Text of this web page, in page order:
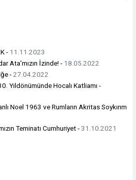
- 11.11.2023
Ata’mızın İzinde! - 18.05.2022
-27.04.2022
Yıldönümünde Hocalı Katliamı -
Noel 1963 ve Rumların Akritas Soykırım
Teminatı Cumhuriyet -31.10.2021